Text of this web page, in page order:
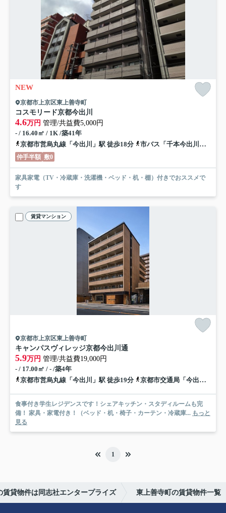
NEW
京都市上京区東上善寺町
コスモリード京都今出川
4.6万円 管理/共益費5,000円
- / 16.40㎡ / 1K /築41年
京都市営烏丸線「今出川」駅 徒歩18分
市バス「千本今出川」バス停下車 徒歩1分
仲手半額 敷0
家具家電（TV・冷蔵庫・洗濯機・ベッド・机・棚）付きでおススメで
す
賃貸マンション
京都市上京区東上善寺町
キャンパスヴィレッジ京都今出川通
5.9万円 管理/共益費19,000円
- / 17.00㎡ / - /築4年
京都市営烏丸線「今出川」駅 徒歩19分
京都市交通局「今出川浄福寺」バス停下車 徒歩1分
食事付き学生レジデンスです！シェアキッチン・スタディルームも完
備！ 家具・家電付き！（ベッド・机・椅子・カーテン・冷蔵庫... もっと
見る
1
貸物件は同志社エンタープライズ 東上善寺町の賃貸物件一覧